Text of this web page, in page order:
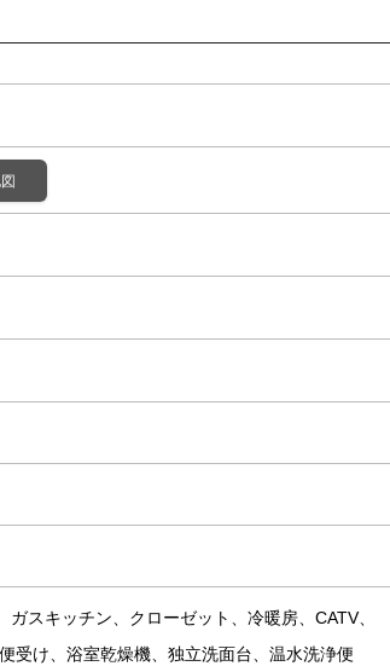
スキッチン、クローゼット、冷暖房、CATV、
受け、浴室乾燥機、独立洗面台、温水洗浄便